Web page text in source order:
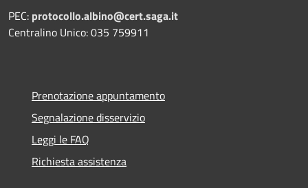
PEC: protocollo.albino@cert.saga.it
Centralino Unico: 035 759911
Prenotazione appuntamento
Segnalazione disservizio
Leggi le FAQ
Richiesta assistenza